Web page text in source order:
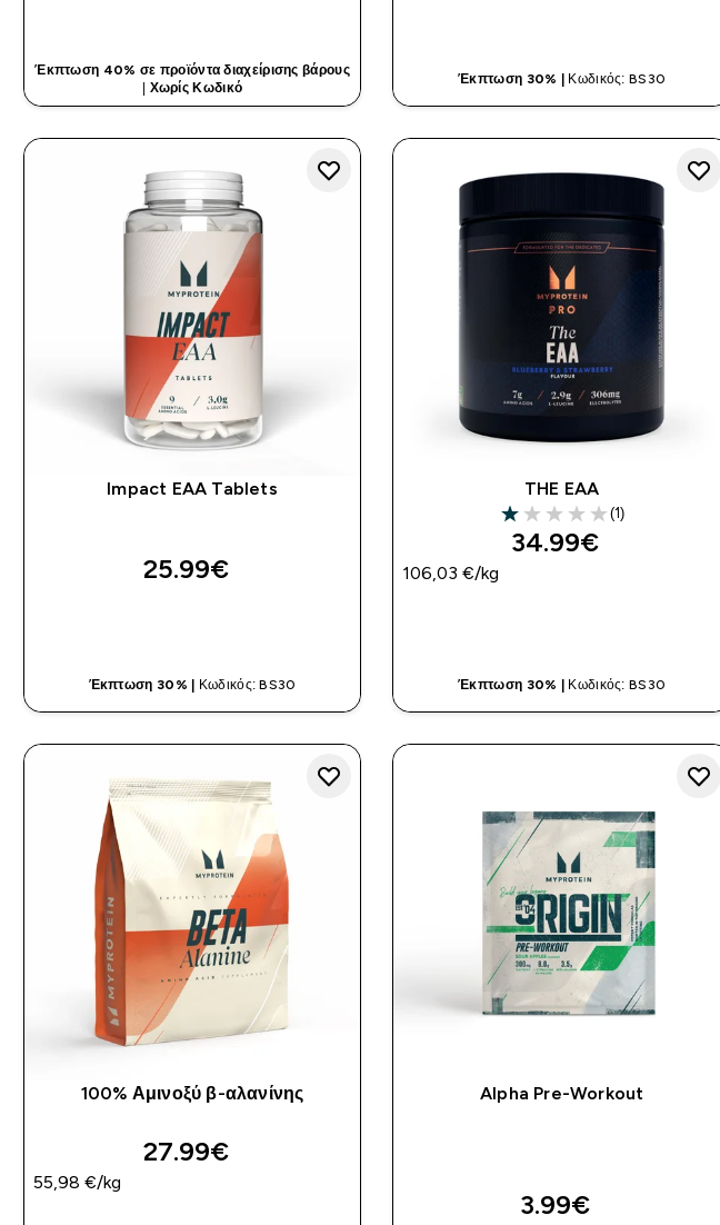
Έκπτωση 40% σε προϊόντα διαχείρισης βάρους
Χωρίς Κωδικό
Έκπτωση 30% | Κωδικός: BS30
Impact EAA Tablets
25.99€‎
Έκπτωση 30% | Κωδικός: BS30
THE EAA
1 out of 5 stars
(1)
34.99€‎
106,03 €‎/kg
Έκπτωση 30% | Κωδικός: BS30
100% Αμινοξύ β-αλανίνης
27.99€‎
55,98 €‎/kg
Alpha Pre-Workout
3.99€‎